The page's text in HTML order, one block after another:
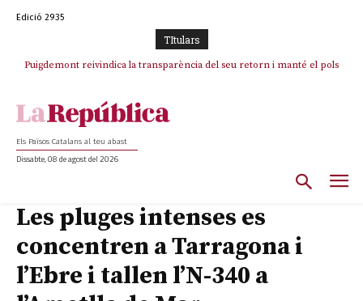
Edició 2935
TItulars
Puigdemont reivindica la transparència del seu retorn i manté el pols
Portugal acusa Espanya de provocar un “efecte crida” massiu per la seva
Els Països Catalans al teu abast
Dissabte, 08 de agost del 2026
Les pluges intenses es
concentren a Tarragona i
l’Ebre i tallen l’N-340 a